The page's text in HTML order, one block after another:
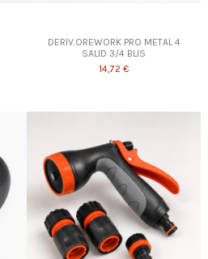
DERIV.OREWORK PRO METAL 4
SALID 3/4 BLIS
14,72 €